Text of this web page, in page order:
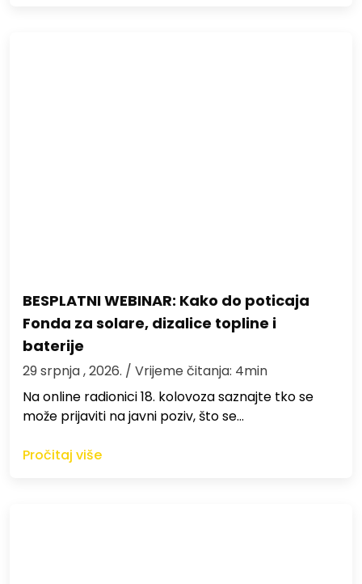
BESPLATNI WEBINAR: Kako do poticaja
Fonda za solare, dizalice topline i
baterije
29 srpnja , 2026. / Vrijeme čitanja: 4min
Na online radionici 18. kolovoza saznajte tko se
može prijaviti na javni poziv, što se…
Pročitaj više